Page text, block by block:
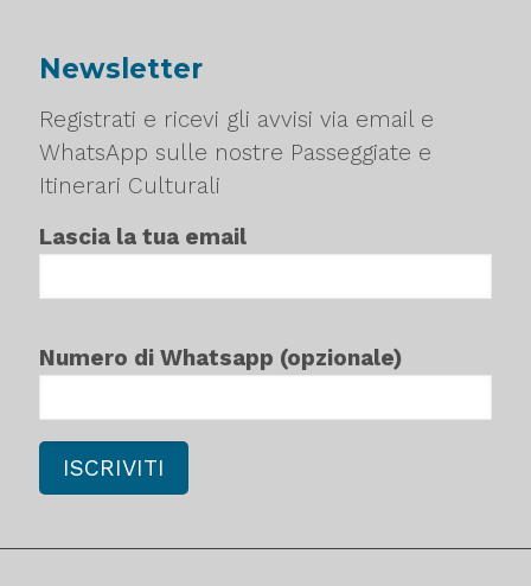
Newsletter
Registrati e ricevi gli avvisi via email e
WhatsApp sulle nostre Passeggiate e
Itinerari Culturali
Lascia la tua email
Numero di Whatsapp (opzionale)